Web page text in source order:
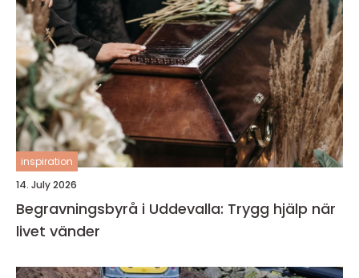
inspiration
14. July 2026
Begravningsbyrå i Uddevalla: Trygg hjälp när
livet vänder